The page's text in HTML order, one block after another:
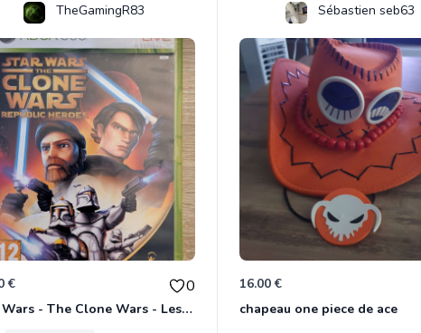
TheGamingR83
€ 0
Star Wars - The Clone Wars - Les Héros De La République Xbox 360
Sébastien seb63
16.00 €
chapeau one piece de ace